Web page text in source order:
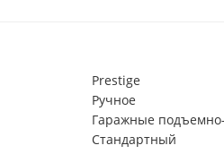
Prestige
Ручное
Гаражные
Стандартный